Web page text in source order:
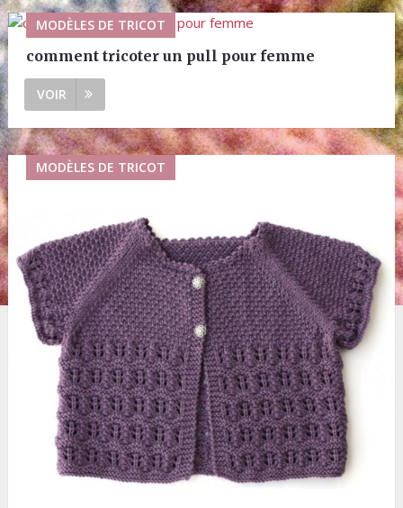
MODÈLES DE TRICOT
comment tricoter un pull pour femme
VOIR
MODÈLES DE TRICOT